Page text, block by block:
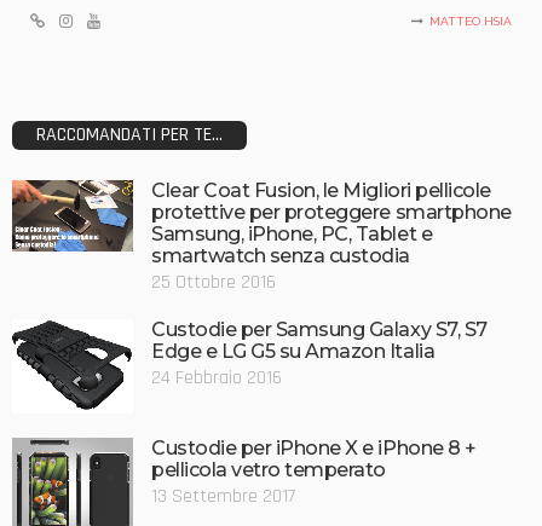
MATTEO HSIA
RACCOMANDATI PER TE...
Clear Coat Fusion, le Migliori pellicole
protettive per proteggere smartphone
Samsung, iPhone, PC, Tablet e
smartwatch senza custodia
25 Ottobre 2016
Custodie per Samsung Galaxy S7, S7
Edge e LG G5 su Amazon Italia
24 Febbraio 2016
Custodie per iPhone X e iPhone 8 +
pellicola vetro temperato
13 Settembre 2017